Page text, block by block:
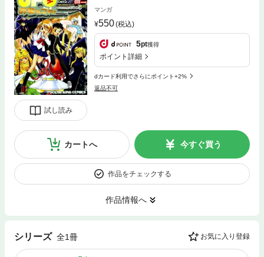
試し読み
マンガ
550(税込)
5pt獲得
ポイント詳細
dカード利用でさらにポイント+2%
返品不可
カートへ 今すぐ買う
作品をチェックする
作品情報へ
シリーズ 全1冊 お気に入り登録